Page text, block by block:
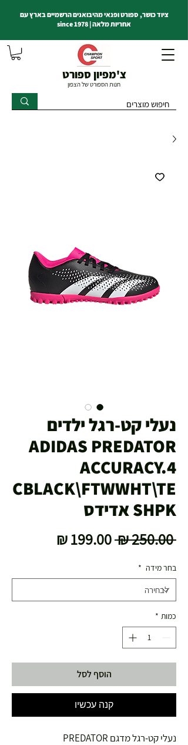
צ'מפיון ספורט
חנות הספורט של הצפון
ציוד כושר, ספורט ופנאי מהיבואנים הרשמיים בארץ עם
אחריות מלאה | since 1978
נעלי קט-רגל ילדים
ADIDAS PREDATOR
ACCURACY.4
CBLACK\FTWWHT\TE
SHPK אדידס
‏250.00 ‏₪
מחיר
בחר מידה *
כמות *
הוסף לסל
קנה עכשיו
נעלי קט-רגל מדגם PREDATOR